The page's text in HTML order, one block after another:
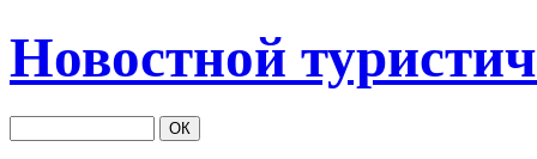
Новостной